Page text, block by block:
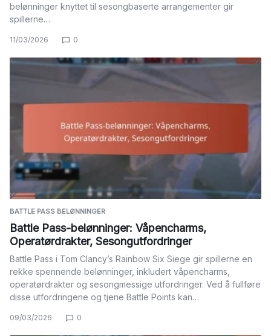
belønninger knyttet til sesongbaserte arrangementer gir
spillerne…
11/03/2026 0
BATTLE PASS BELØNNINGER
Battle Pass-belønninger: Våpencharms,
Operatørdrakter, Sesongutfordringer
Battle Pass i Tom Clancy’s Rainbow Six Siege gir spillerne en
rekke spennende belønninger, inkludert våpencharms,
operatørdrakter og sesongmessige utfordringer. Ved å fullføre
disse utfordringene og tjene Battle Points kan…
09/03/2026 0